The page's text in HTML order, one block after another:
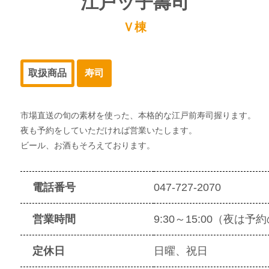
Ｖ棟
取扱商品 寿司
市場直送の旬の素材を使った、本格的な江戸前寿司握ります。
夜も予約をしていただければ営業いたします。
ビール、お酒もそろえております。
電話番号 047-727-2070
営業時間 9:30～15:00（夜は予約
定休日 日曜、祝日